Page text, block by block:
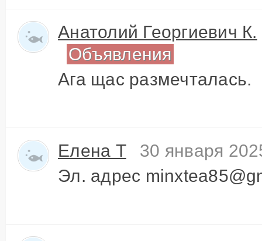
Анатолий Георгиевич К.
Объявления
Ага щас размечталась.
Елена Т
30 января
Эл. адрес